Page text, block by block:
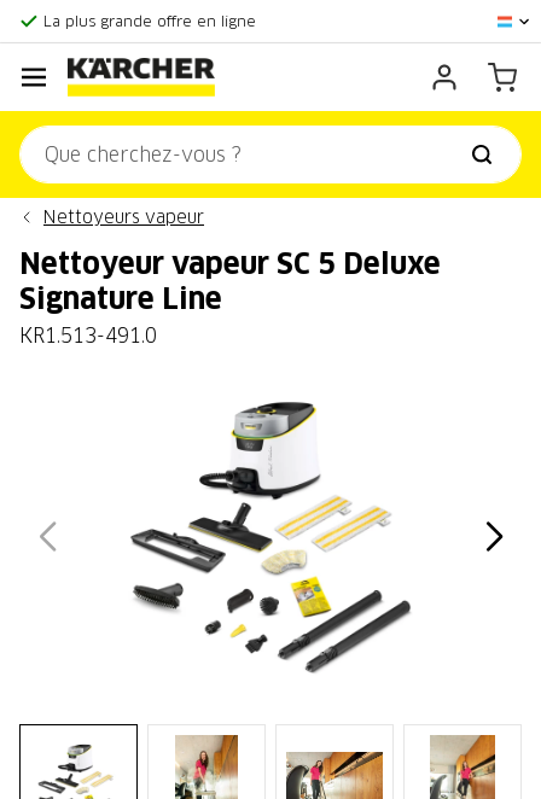
La plus grande offre en ligne
Centre officiel Kärcher
Score client:9,3/10
Nettoyeurs vapeur
Nettoyeur vapeur SC 5 Deluxe
Signature Line
KR1.513-491.0